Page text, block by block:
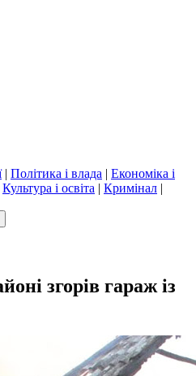
| Політика і влада | Економіка і
Культура і освіта | Кримінал |
згорів гараж із